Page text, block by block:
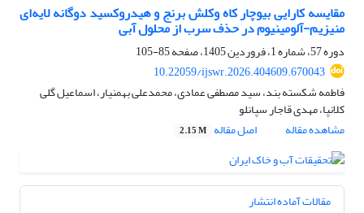
مقایسه کارایی بیوچار کاه وکلش برنج و هیدروکسید دوگانه لایه‌ای
منیزیم-آلومینیوم در حذف سرب از محلول آبی
دوره 57، شماره 1، فروردین 1405، صفحه
85-105
10.22059/ijswr.2026.404609.670043
فاطمه شکسته بند، سید مصطفی عمادی، محمدعلی بهمنیار، اسماعیل گلی
کلانپا، مهدی قاجار سپانلو
مشاهده مقاله
اصل مقاله 2.15 M
مقالات آماده انتشار